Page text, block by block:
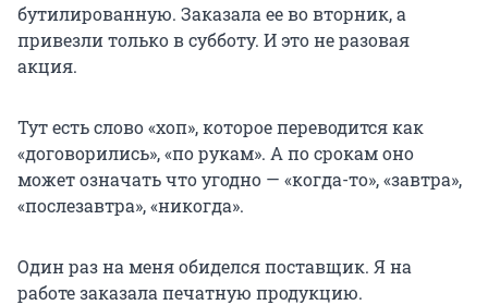
бутилированную. Заказала ее во вторник, а
привезли только в субботу. И это не разовая
акция.
Тут есть слово «хоп», которое переводится как
«договорились», «по рукам». А по срокам оно
может означать что угодно — «когда-то», «завтра»,
«послезавтра», «никогда».
Один раз на меня обиделся поставщик. Я на
работе заказала печатную продукцию.